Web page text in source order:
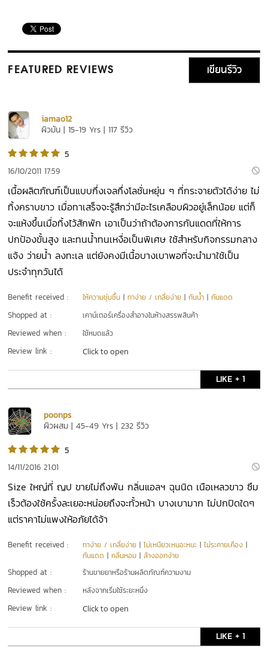
FEATURED REVIEWS เขียนรีวิว
iamao12
ผิวมัน | 15-19 Yrs | 117 รีวิว
5
16/10/2011 17:59
เนื้อผลิตภัณฑ์เป็นแบบกึ่งเจลกึ่งโลชั่นหยุ่น ๆ ที่กระจายตัวได้ง่าย ไม่
ทิ้งคราบขาว เมื่อทาเสร็จจะรู้สึกว่ามีอะไรเคลือบผิวอยู่เล็กน้อย แต่ก็
จะแห้งขึ้นเมื่อทิ้งไว้สักพัก เอาเป็นว่าถ้าต้องการกันแดดที่ให้การ
ปกป้องขั้นสูง และทนน้ำทนเหงื่อเป็นพิเศษ ใช้สำหรับกิจกรรมกลาง
แจ้ง ว่ายน้ำ ลงทะเล แต่ยังคงมีเนื้อบางเบาพอที่จะนำมาใช้เป็น
ประจำทุกวันได้
Benefit received : ให้ความชุ่มชื้น |ทาง่าย / เกลี่ยง่าย |กันน้ำ |กันแดด
Shopped at : เคาน์เตอร์เครื่องสำอางในห้างสรรพสินค้า
Reviewed when : ใช้หมดแล้ว
Review link : Click to open
LIKE + 1
poonps
ผิวผสม | 45-49 Yrs | 232 รีวิว
5
14/11/2016 21:01
Size ใหญ่ที่ ญป ขายไม่ถึงพัน กลิ่นแอลฯ ฉุนนิด เนือเหลวขาว ซึม
เร็วต้องใช้ครั้งละเยอะหน่อยถึงจะทั้วหน้า บางเบามาก ไม่ปกปิดใดๆ
แต่ราคาไม่แพงให้อภัยได้จ้า
Benefit received : ทาง่าย / เกลี่ยง่าย |ไม่เหนียวเหนอะหนะ |ไม่ระคายเคือง |
กันแดด |กลิ่นหอม |ล้างออกง่าย
Shopped at : ร้านขายยาหรือร้านผลิตภัณฑ์ความงาม
Reviewed when : หลังจากเริ่มใช้ระยะหนึ่ง
Review link : Click to open
LIKE + 1